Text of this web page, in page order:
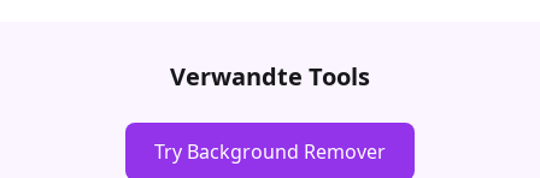
Verwandte Tools
Try Background Remover